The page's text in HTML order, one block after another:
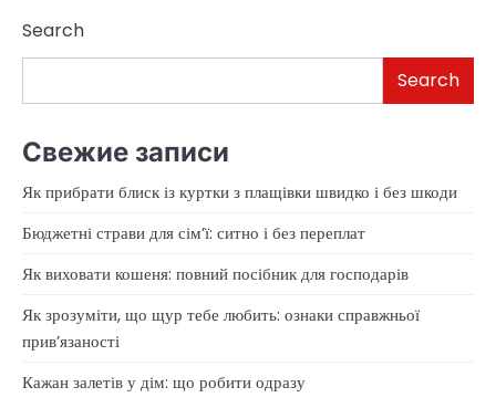
Search
Search
Свежие записи
Як прибрати блиск із куртки з плащівки швидко і без шкоди
Бюджетні страви для сім’ї: ситно і без переплат
Як виховати кошеня: повний посібник для господарів
Як зрозуміти, що щур тебе любить: ознаки справжньої
прив’язаності
Кажан залетів у дім: що робити одразу